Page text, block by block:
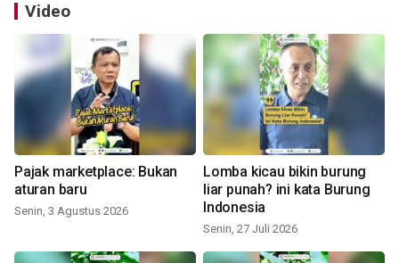
Video
Pajak marketplace: Bukan
aturan baru
Senin, 3 Agustus 2026
Lomba kicau bikin burung
liar punah? ini kata Burung
Indonesia
Senin, 27 Juli 2026